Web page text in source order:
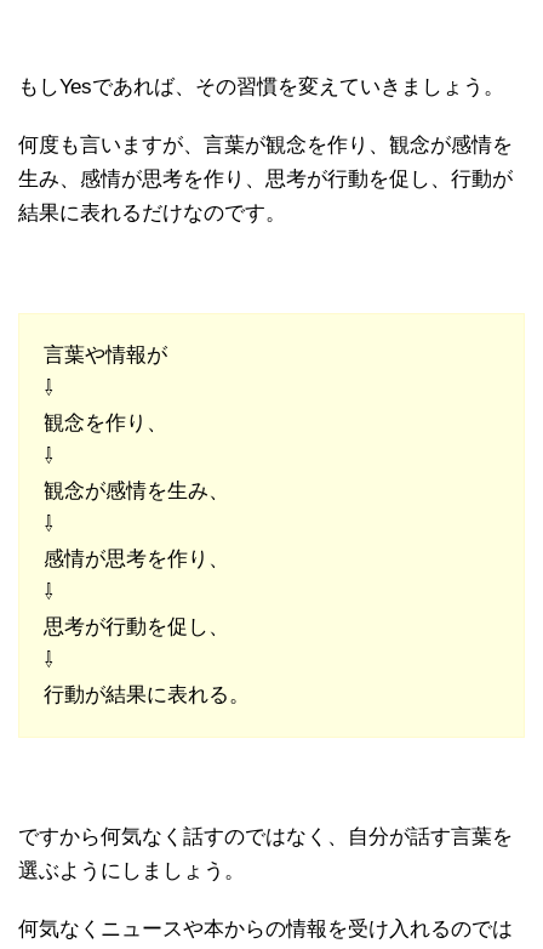
もしYesであれば、その習慣を変えていきましょう。
何度も言いますが、言葉が観念を作り、観念が感情を
生み、感情が思考を作り、思考が行動を促し、行動が
結果に表れるだけなのです。
言葉や情報が
⇩
観念を作り、
⇩
観念が感情を生み、
⇩
感情が思考を作り、
⇩
思考が行動を促し、
⇩
行動が結果に表れる。
ですから何気なく話すのではなく、自分が話す言葉を
選ぶようにしましょう。
何気なくニュースや本からの情報を受け入れるのでは